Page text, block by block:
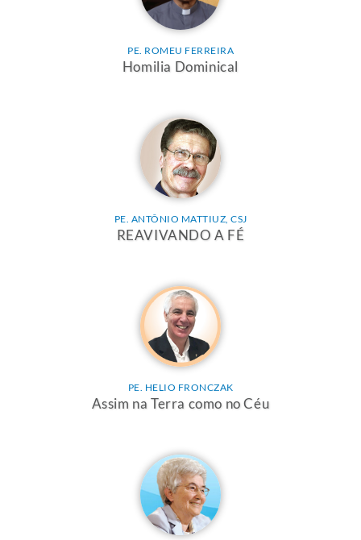
PE. ROMEU FERREIRA
Homilia Dominical
PE. ANTÔNIO MATTIUZ, CSJ
REAVIVANDO A FÉ
PE. HELIO FRONCZAK
Assim na Terra como no Céu